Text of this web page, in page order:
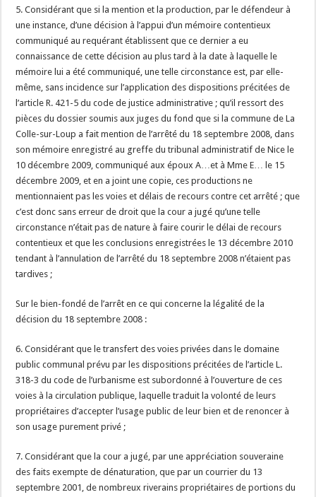
5. Considérant que si la mention et la production, par le défendeur à
une instance, d’une décision à l’appui d’un mémoire contentieux
communiqué au requérant établissent que ce dernier a eu
connaissance de cette décision au plus tard à la date à laquelle le
mémoire lui a été communiqué, une telle circonstance est, par elle-
même, sans incidence sur l’application des dispositions précitées de
l’article R. 421-5 du code de justice administrative ; qu’il ressort des
pièces du dossier soumis aux juges du fond que si la commune de La
Colle-sur-Loup a fait mention de l’arrêté du 18 septembre 2008, dans
son mémoire enregistré au greffe du tribunal administratif de Nice le
10 décembre 2009, communiqué aux époux A…et à Mme E… le 15
décembre 2009, et en a joint une copie, ces productions ne
mentionnaient pas les voies et délais de recours contre cet arrêté ; que
c’est donc sans erreur de droit que la cour a jugé qu’une telle
circonstance n’était pas de nature à faire courir le délai de recours
contentieux et que les conclusions enregistrées le 13 décembre 2010
tendant à l’annulation de l’arrêté du 18 septembre 2008 n’étaient pas
tardives ;
Sur le bien-fondé de l’arrêt en ce qui concerne la légalité de la
décision du 18 septembre 2008 :
6. Considérant que le transfert des voies privées dans le domaine
public communal prévu par les dispositions précitées de l’article L.
318-3 du code de l’urbanisme est subordonné à l’ouverture de ces
voies à la circulation publique, laquelle traduit la volonté de leurs
propriétaires d’accepter l’usage public de leur bien et de renoncer à
son usage purement privé ;
7. Considérant que la cour a jugé, par une appréciation souveraine
des faits exempte de dénaturation, que par un courrier du 13
septembre 2001, de nombreux riverains propriétaires de portions du